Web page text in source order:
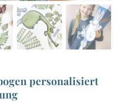
personalisiert